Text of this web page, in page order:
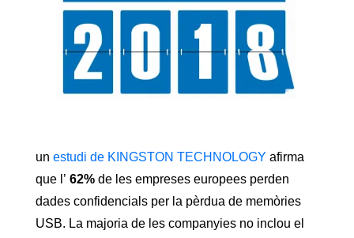
un estudi de KINGSTON TECHNOLOGY afirma
que l’ 62%de les empreses europees perden
dades confidencials per la pèrdua de memòries
USB. La majoria de les companyies no inclou el